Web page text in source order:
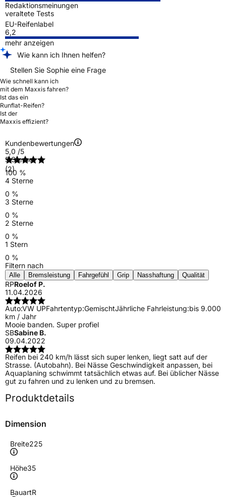
Redaktionsmeinungen
veraltete Tests
EU-Reifenlabel
6,2
mehr anzeigen
Wie kann ich Ihnen helfen?
Stellen Sie Sophie eine Frage
Wie schnell kann ich
mit dem Maxxis fahren?
Ist das ein
Runflat-Reifen?
Ist der
Maxxis effizient?
Kundenbewertungen
5,0 /5
(2)
5 Sterne
100 %
4 Sterne
0 %
3 Sterne
0 %
2 Sterne
0 %
1 Stern
0 %
Filtern nach
Alle Bremsleistung Fahrgefühl Grip Nasshaftung Qualität
RPRoelof P.
11.04.2026
Auto:VW UPFahrtentyp:GemischtJährliche Fahrleistung:bis 9.000
km / Jahr
Mooie banden. Super profiel
SBSabine B.
09.04.2022
Reifen bei 240 km/h lässt sich super lenken, liegt satt auf der
Strasse. (Autobahn). Bei Nässe Geschwindigkeit anpassen, bei
Aquaplaning schwimmt tatsächlich etwas auf. Bei üblicher Nässe
gut zu fahren und zu lenken und zu bremsen.
Produktdetails
Dimension
Breite225
Höhe35
BauartR